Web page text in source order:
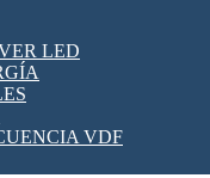
LED
VDF